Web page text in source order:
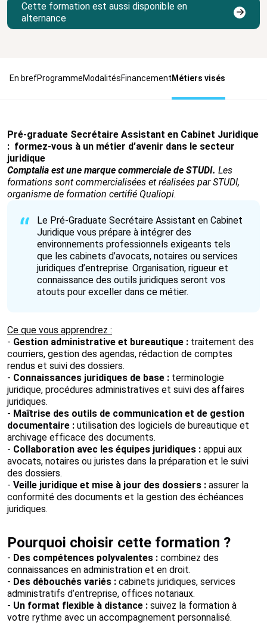
Cette formation est aussi disponible en
alternance
En brefProgrammeModalitésFinancementMétiers visés
Pré-graduate Secrétaire Assistant en Cabinet Juridique
: formez-vous à un métier d’avenir dans le secteur
juridique
Comptalia est une marque commerciale de STUDI. Les
formations sont commercialisées et réalisées par STUDI,
organisme de formation certifié Qualiopi.
Le Pré-Graduate Secrétaire Assistant en Cabinet
Juridique vous prépare à intégrer des
environnements professionnels exigeants tels
que les cabinets d’avocats, notaires ou services
juridiques d’entreprise. Organisation, rigueur et
connaissance des outils juridiques seront vos
atouts pour exceller dans ce métier.
Ce que vous apprendrez :
- Gestion administrative et bureautique : traitement des
courriers, gestion des agendas, rédaction de comptes
rendus et suivi des dossiers.
- Connaissances juridiques de base : terminologie
juridique, procédures administratives et suivi des affaires
juridiques.
- Maîtrise des outils de communication et de gestion
documentaire : utilisation des logiciels de bureautique et
archivage efficace des documents.
- Collaboration avec les équipes juridiques : appui aux
avocats, notaires ou juristes dans la préparation et le suivi
des dossiers.
- Veille juridique et mise à jour des dossiers : assurer la
conformité des documents et la gestion des échéances
juridiques.
Pourquoi choisir cette formation ?
- Des compétences polyvalentes : combinez des
connaissances en administration et en droit.
- Des débouchés variés : cabinets juridiques, services
administratifs d’entreprise, offices notariaux.
- Un format flexible à distance : suivez la formation à
votre rythme avec un accompagnement personnalisé.